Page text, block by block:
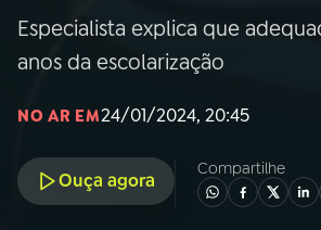
04PROGRAMAS
05 PODCASTS
06VIDEOCASTS
Especialista explica que
anos da escolarização
NO AR EM24/01/2024, 20:45
Ouça agora
Compartilhe